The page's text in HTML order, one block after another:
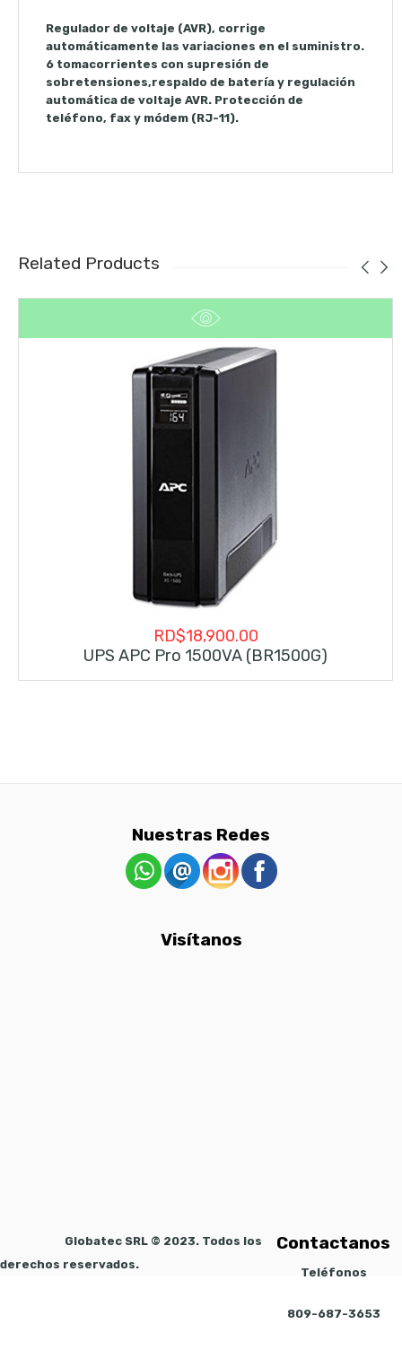
Regulador de voltaje (AVR), corrige
automáticamente las variaciones en el suministro.
6 tomacorrientes con supresión de
sobretensiones,respaldo de batería y regulación
automática de voltaje AVR. Protección de
teléfono, fax y módem (RJ-11).
Related Products
RD$18,900.00
UPS APC Pro 1500VA (BR1500G)
Nuestras Redes
Visítanos
Contactanos
Teléfonos
809-687-3653
Globatec SRL © 2023. Todos los
derechos reservados.